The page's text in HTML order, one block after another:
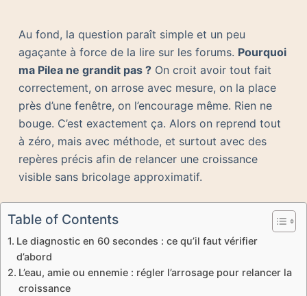
e
n
u
Au fond, la question paraît simple et un peu
agaçante à force de la lire sur les forums. Pourquoi
ma Pilea ne grandit pas ?On croit avoir tout fait
correctement, on arrose avec mesure, on la place
près d’une fenêtre, on l’encourage même. Rien ne
bouge. C’est exactement ça. Alors on reprend tout
à zéro, mais avec méthode, et surtout avec des
repères précis afin de relancer une croissance
visible sans bricolage approximatif.
Table of Contents
Le diagnostic en 60 secondes : ce qu’il faut vérifier
d’abord
L’eau, amie ou ennemie : régler l’arrosage pour relancer la
croissance